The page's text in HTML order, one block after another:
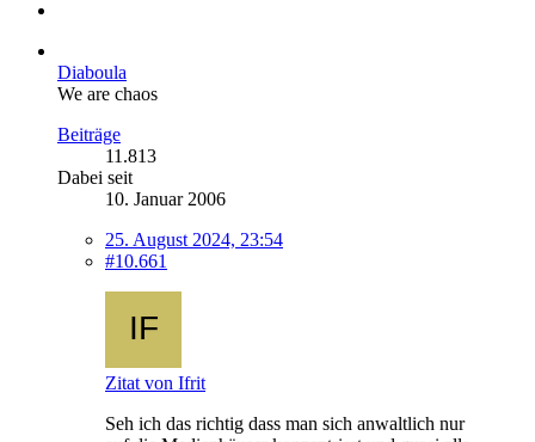
Diaboula
We are chaos
Beiträge
11.813
Dabei seit
10. Januar 2006
25. August 2024, 23:54
#10.661
Zitat von Ifrit
Seh ich das richtig dass man sich anwaltlich nur